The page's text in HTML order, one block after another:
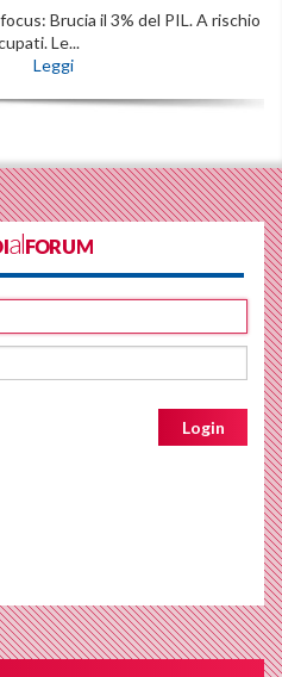
Brucia il 3% del PIL. A rischio
Le...
Leggi
Login